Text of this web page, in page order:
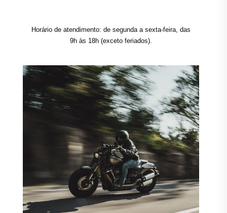
Horário de atendimento: de segunda a sexta-feira, das
9h às 18h (exceto feriados).